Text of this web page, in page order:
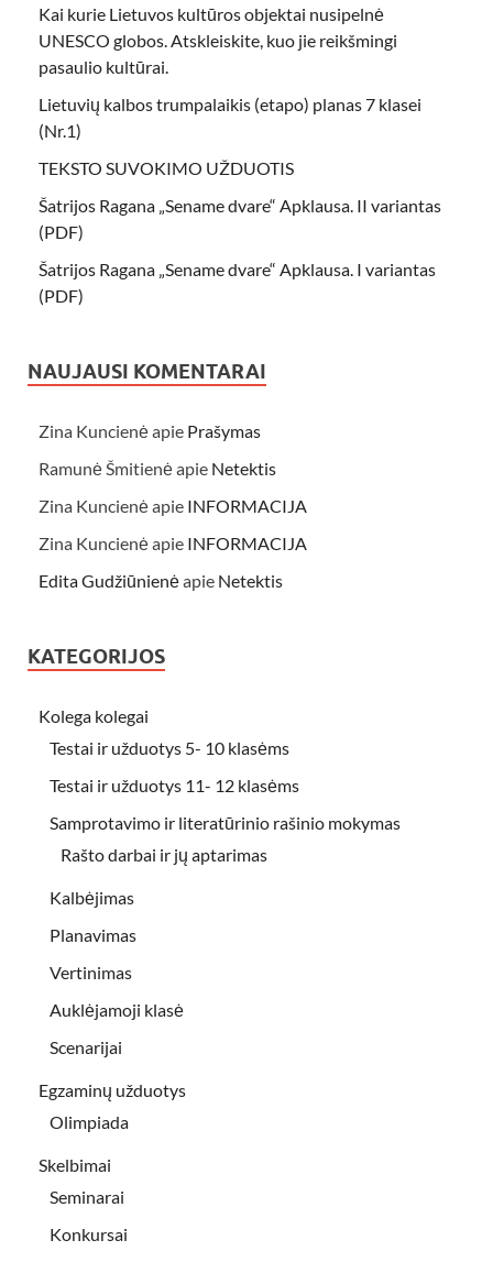
Kai kurie Lietuvos kultūros objektai nusipelnė
UNESCO globos. Atskleiskite, kuo jie reikšmingi
pasaulio kultūrai.
Lietuvių kalbos trumpalaikis (etapo) planas 7 klasei
(Nr.1)
TEKSTO SUVOKIMO UŽDUOTIS
Šatrijos Ragana „Sename dvare“ Apklausa. II variantas
(PDF)
Šatrijos Ragana „Sename dvare“ Apklausa. I variantas
(PDF)
NAUJAUSI KOMENTARAI
Zina Kuncienėapie Prašymas
Ramunė Šmitienėapie Netektis
Zina Kuncienėapie INFORMACIJA
Zina Kuncienėapie INFORMACIJA
Edita Gudžiūnienėapie Netektis
KATEGORIJOS
Kolega kolegai
Testai ir užduotys 5- 10 klasėms
Testai ir užduotys 11- 12 klasėms
Samprotavimo ir literatūrinio rašinio mokymas
Rašto darbai ir jų aptarimas
Kalbėjimas
Planavimas
Vertinimas
Auklėjamoji klasė
Scenarijai
Egzaminų užduotys
Olimpiada
Skelbimai
Seminarai
Konkursai